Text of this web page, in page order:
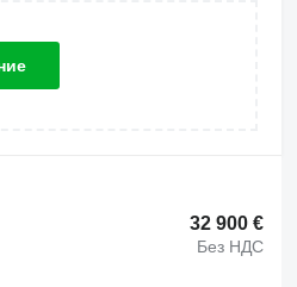
32 900 €
Без НДС